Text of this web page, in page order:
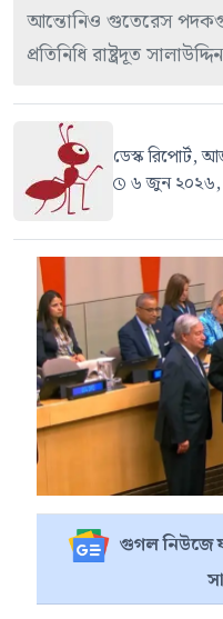
আন্তোনিও গুতেরেস
প্রতিনিধি রাষ্ট্রদূত
ডেস্ক রিপোর্ট,
৬ জুন ২০২৬,
গুগল নিউজে